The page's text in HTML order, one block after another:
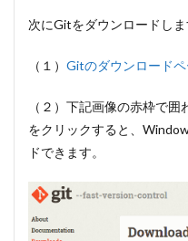
Stable
web UIの
アップデ
と注意点
5.1
Windows
Diffusion
web UIを
ートする
次にGitをダウンロードしま
（１） Gitのダウンロードペ
（２）下記画像の赤枠で
をクリックすると、
ドできます。